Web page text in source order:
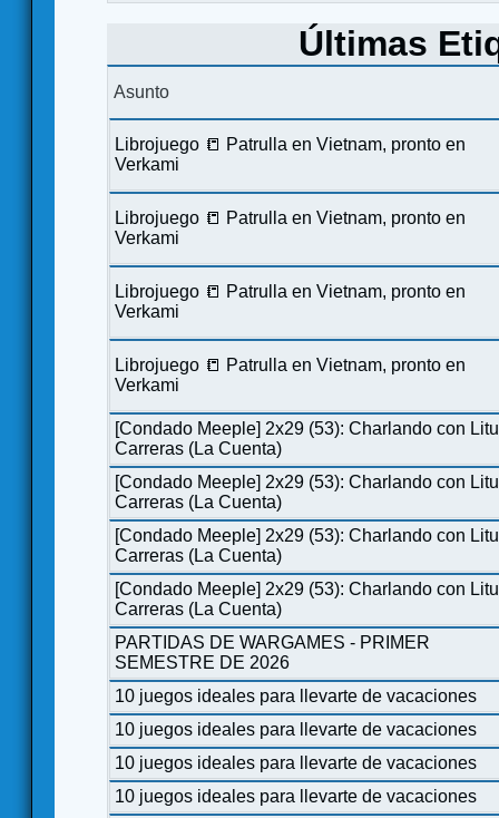
Últimas
Asunto
Librojuego 📒 Patrulla en Vietnam, pronto en
Verkami
Librojuego 📒 Patrulla en Vietnam, pronto en
Verkami
Librojuego 📒 Patrulla en Vietnam, pronto en
Verkami
Librojuego 📒 Patrulla en Vietnam, pronto en
Verkami
[Condado Meeple] 2x29 (53): Charlando con
Carreras (La Cuenta)
[Condado Meeple] 2x29 (53): Charlando con
Carreras (La Cuenta)
[Condado Meeple] 2x29 (53): Charlando con
Carreras (La Cuenta)
[Condado Meeple] 2x29 (53): Charlando con
Carreras (La Cuenta)
PARTIDAS DE WARGAMES - PRIMER
SEMESTRE DE 2026
10 juegos ideales para llevarte de vacaciones
10 juegos ideales para llevarte de vacaciones
10 juegos ideales para llevarte de vacaciones
10 juegos ideales para llevarte de vacaciones